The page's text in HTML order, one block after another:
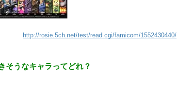
http://rosie.5ch.net/test/read.cgi/famicom/1552430440/
そうなキャラってどれ？